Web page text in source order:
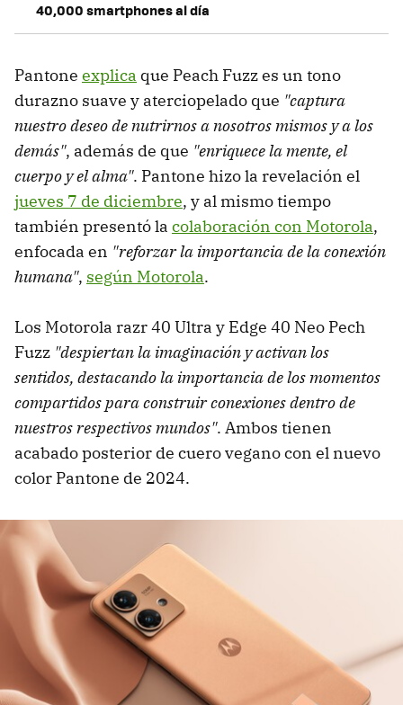
40,000 smartphones al día
Pantone explica que Peach Fuzz es un tono
durazno suave y aterciopelado que "captura
nuestro deseo de nutrirnos a nosotros mismos y a los
demás", además de que "enriquece la mente, el
cuerpo y el alma". Pantone hizo la revelación el
jueves 7 de diciembre, y al mismo tiempo
también presentó la colaboración con Motorola,
enfocada en "reforzar la importancia de la conexión
humana", según Motorola.
Los Motorola razr 40 Ultra y Edge 40 Neo Pech
Fuzz "despiertan la imaginación y activan los
sentidos, destacando la importancia de los momentos
compartidos para construir conexiones dentro de
nuestros respectivos mundos". Ambos tienen
acabado posterior de cuero vegano con el nuevo
color Pantone de 2024.